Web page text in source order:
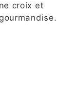
croix et